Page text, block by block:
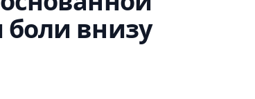
внизу